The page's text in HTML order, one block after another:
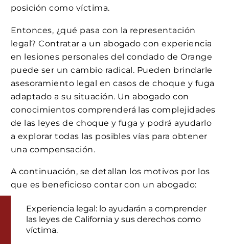
posición como víctima.
Entonces, ¿qué pasa con la representación
legal? Contratar a un abogado con experiencia
en lesiones personales del condado de Orange
puede ser un cambio radical. Pueden brindarle
asesoramiento legal en casos de choque y fuga
adaptado a su situación. Un abogado con
conocimientos comprenderá las complejidades
de las leyes de choque y fuga y podrá ayudarlo
a explorar todas las posibles vías para obtener
una compensación.
A continuación, se detallan los motivos por los
que es beneficioso contar con un abogado:
Experiencia legal: lo ayudarán a comprender
las leyes de California y sus derechos como
víctima.